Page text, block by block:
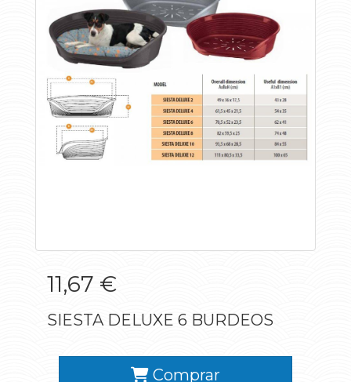
11,67 €
SIESTA DELUXE 6 BURDEOS
Comprar